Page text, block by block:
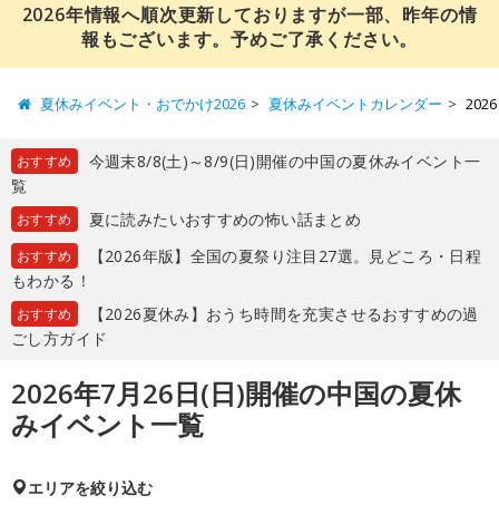
2026年情報へ順次更新しておりますが一部、昨年の情
報もございます。予めご了承ください。
夏休みイベント・おでかけ2026 夏休みイベントカレンダー
おすすめ
今週末8/8(土)～8/9(日)開催の中国の夏休みイベント一
覧
おすすめ 夏に読みたいおすすめの怖い話まとめ
おすすめ
【2026年版】全国の夏祭り注目27選。見どころ・日程
もわかる！
おすすめ
【2026夏休み】おうち時間を充実させるおすすめの過
ごし方ガイド
2026年7月26日(日)開催の中国の夏休
みイベント一覧
エリアを絞り込む